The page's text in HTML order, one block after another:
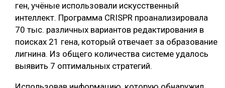
ЛЕСОПИЛЕНИЕ
ДЕРЕВЯННОЕ ДОМОСТРОЕНИЕ
БЕЗОПАСНОЕ ПРОИЗВОДСТВО
СОРТИРОВКА ДРЕВЕСИНЫ
СУШКА ДРЕВЕСИНЫ
ген, учёные использовали искусственный
интеллект. Программа CRISPR проанализировала
70 тыс. различных вариантов редактирования в
поисках 21 гена, который отвечает за образование
лигнина. Из общего количества системе удалось
выявить 7 оптимальных стратегий.